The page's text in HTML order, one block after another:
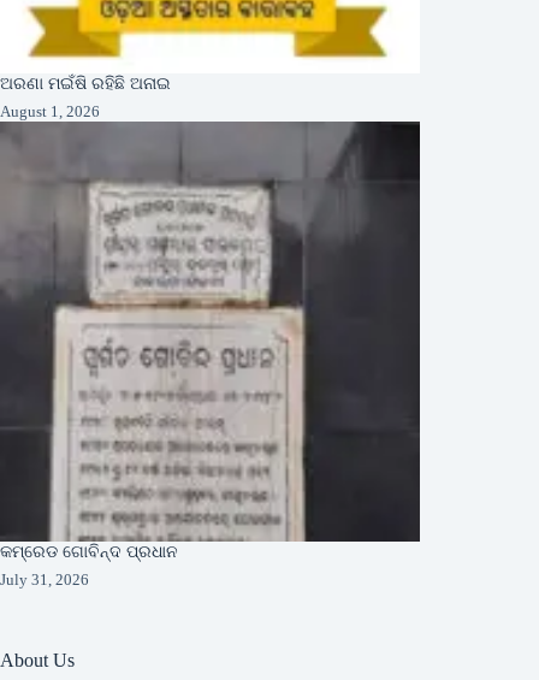
ଅରଣା ମଇଁଷି ରହିଛି ଅନାଇ
August 1, 2026
କମ୍ରେଡ ଗୋବିନ୍ଦ ପ୍ରଧାନ
July 31, 2026
About Us